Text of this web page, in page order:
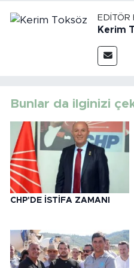
Kerim
Bunlar da ilginizi
CHP'DE İSTİFA ZAMANI